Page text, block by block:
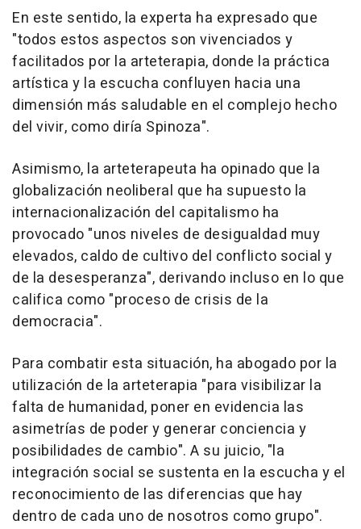
En este sentido, la experta ha expresado que
"todos estos aspectos son vivenciados y
facilitados por la arteterapia, donde la práctica
artística y la escucha confluyen hacia una
dimensión más saludable en el complejo hecho
del vivir, como diría Spinoza".
Asimismo, la arteterapeuta ha opinado que la
globalización neoliberal que ha supuesto la
internacionalización del capitalismo ha
provocado "unos niveles de desigualdad muy
elevados, caldo de cultivo del conflicto social y
de la desesperanza", derivando incluso en lo que
califica como "proceso de crisis de la
democracia".
Para combatir esta situación, ha abogado por la
utilización de la arteterapia "para visibilizar la
falta de humanidad, poner en evidencia las
asimetrías de poder y generar conciencia y
posibilidades de cambio". A su juicio, "la
integración social se sustenta en la escucha y el
reconocimiento de las diferencias que hay
dentro de cada uno de nosotros como grupo".